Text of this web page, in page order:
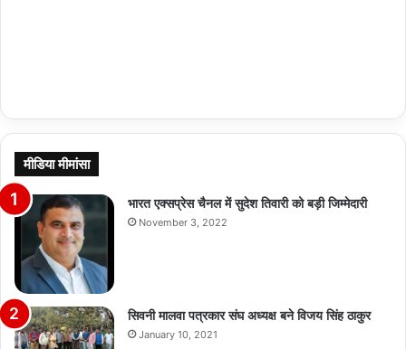
मीडिया मीमांसा
भारत एक्सप्रेस चैनल में सुदेश तिवारी को बड़ी जिम्मेदारी
November 3, 2022
सिवनी मालवा पत्रकार संघ अध्यक्ष बने विजय सिंह ठाकुर
January 10, 2021